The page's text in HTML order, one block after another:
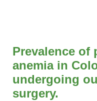
Prevalence of
anemia in
undergoing
surgery.